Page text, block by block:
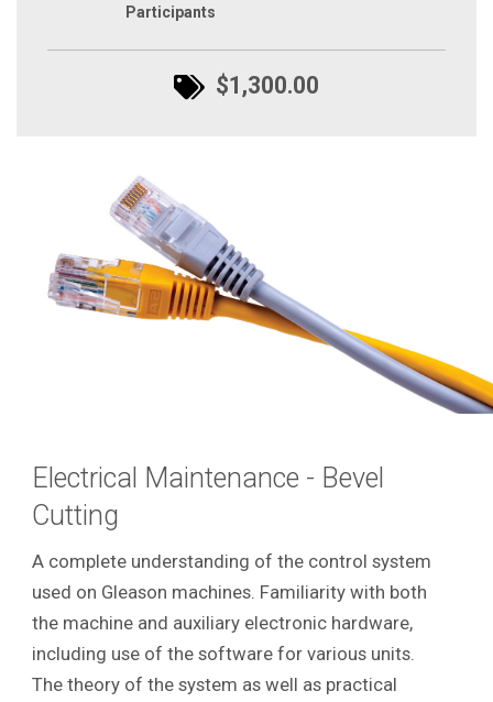
Participants
$1,300.00
Electrical Maintenance - Bevel
Cutting
A complete understanding of the control system
used on Gleason machines. Familiarity with both
the machine and auxiliary electronic hardware,
including use of the software for various units.
The theory of the system as well as practical